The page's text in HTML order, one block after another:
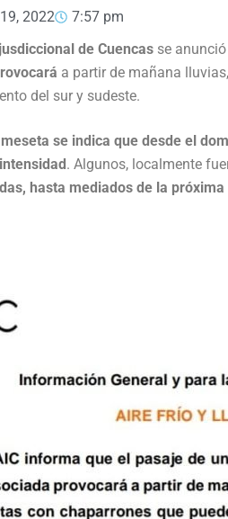
2022
7:57 pm
de Cuencas se
a partir de mañana
del sur y sudeste.
se indica que desde el
. Algunos, localmente
hasta mediados de la